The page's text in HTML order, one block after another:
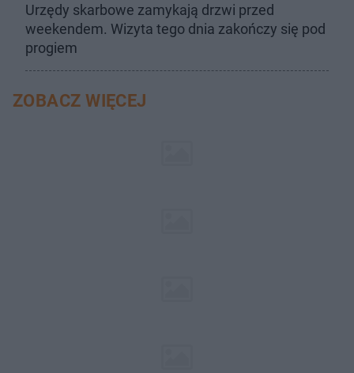
Urzędy skarbowe zamykają drzwi przed
weekendem. Wizyta tego dnia zakończy się pod
progiem
ZOBACZ WIĘCEJ